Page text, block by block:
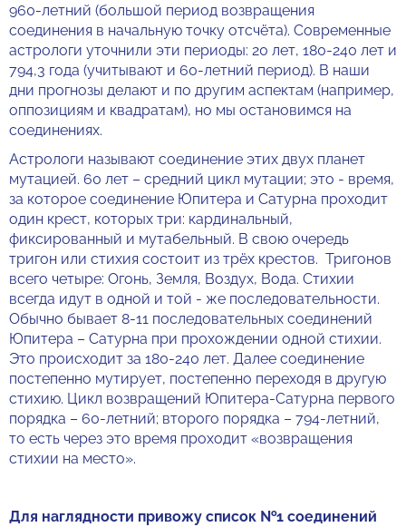
960-летний (большой период возвращения
соединения в начальную точку отсчёта). Современные
астрологи уточнили эти периоды: 20 лет, 180-240 лет и
794,3 года (учитывают и 60-летний период). В наши
дни прогнозы делают и по другим аспектам (например,
оппозициям и квадратам), но мы остановимся на
соединениях.
Астрологи называют соединение этих двух планет
мутацией. 60 лет – средний цикл мутации; это - время,
за которое соединение Юпитера и Сатурна проходит
один крест, которых три: кардинальный,
фиксированный и мутабельный. В свою очередь
тригон или стихия состоит из трёх крестов. Тригонов
всего четыре: Огонь, Земля, Воздух, Вода. Стихии
всегда идут в одной и той - же последовательности.
Обычно бывает 8-11 последовательных соединений
Юпитера – Сатурна при прохождении одной стихии.
Это происходит за 180-240 лет. Далее соединение
постепенно мутирует, постепенно переходя в другую
стихию. Цикл возвращений Юпитера-Сатурна первого
порядка – 60-летний; второго порядка – 794-летний,
то есть через это время проходит «возвращения
стихии на место».
Для наглядности привожу список №1 соединений